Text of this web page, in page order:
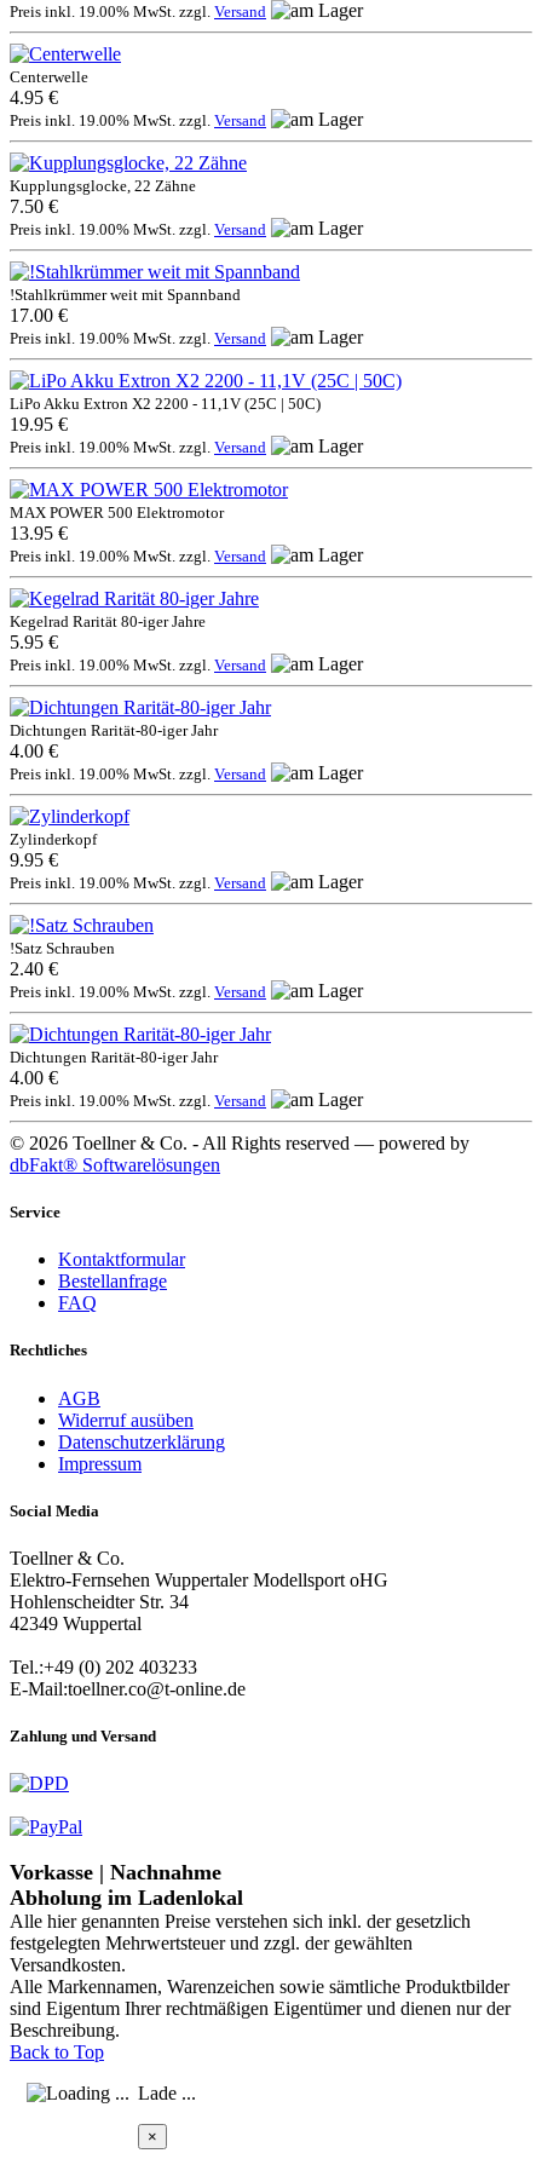
Preis inkl. 19.00% MwSt. zzgl. Versand
Centerwelle
4.95 €
Preis inkl. 19.00% MwSt. zzgl. Versand
Kupplungsglocke, 22 Zähne
7.50 €
Preis inkl. 19.00% MwSt. zzgl. Versand
!Stahlkrümmer weit mit Spannband
17.00 €
Preis inkl. 19.00% MwSt. zzgl. Versand
LiPo Akku Extron X2 2200 - 11,1V (25C | 50C)
19.95 €
Preis inkl. 19.00% MwSt. zzgl. Versand
MAX POWER 500 Elektromotor
13.95 €
Preis inkl. 19.00% MwSt. zzgl. Versand
Kegelrad Rarität 80-iger Jahre
5.95 €
Preis inkl. 19.00% MwSt. zzgl. Versand
Dichtungen Rarität-80-iger Jahr
4.00 €
Preis inkl. 19.00% MwSt. zzgl. Versand
Zylinderkopf
9.95 €
Preis inkl. 19.00% MwSt. zzgl. Versand
!Satz Schrauben
2.40 €
Preis inkl. 19.00% MwSt. zzgl. Versand
Dichtungen Rarität-80-iger Jahr
4.00 €
Preis inkl. 19.00% MwSt. zzgl. Versand
© 2026 Toellner & Co. - All Rights reserved — powered by
dbFakt® Softwarelösungen
Service
Kontaktformular
Bestellanfrage
FAQ
Rechtliches
AGB
Widerruf ausüben
Datenschutzerklärung
Impressum
Social Media
Toellner & Co.
Elektro-Fernsehen Wuppertaler Modellsport oHG
Hohlenscheidter Str. 34
42349 Wuppertal
Tel.:+49 (0) 202 403233
E-Mail:toellner.co@t-online.de
Zahlung und Versand
Vorkasse | Nachnahme
Abholung im Ladenlokal
Alle hier genannten Preise verstehen sich inkl. der gesetzlich
festgelegten Mehrwertsteuer und zzgl. der gewählten
Versandkosten.
Alle Markennamen, Warenzeichen sowie sämtliche Produktbilder
sind Eigentum Ihrer rechtmäßigen Eigentümer und dienen nur der
Beschreibung.
Back to Top
Lade ...
×